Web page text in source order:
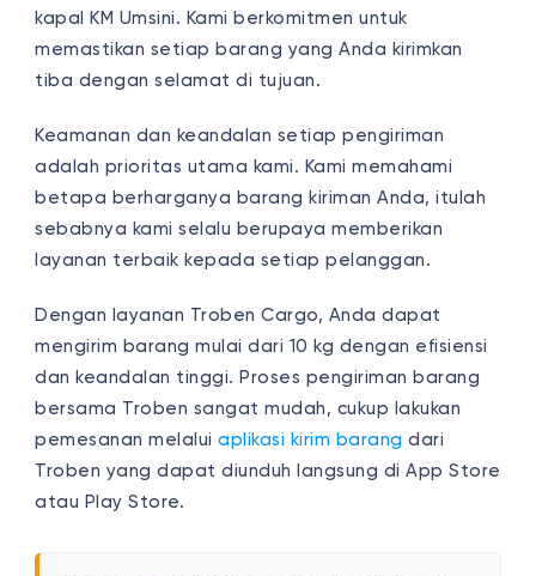
kapal KM Umsini. Kami berkomitmen untuk
memastikan setiap barang yang Anda kirimkan
tiba dengan selamat di tujuan.
Keamanan dan keandalan setiap pengiriman
adalah prioritas utama kami. Kami memahami
betapa berharganya barang kiriman Anda, itulah
sebabnya kami selalu berupaya memberikan
layanan terbaik kepada setiap pelanggan.
Dengan layanan Troben Cargo, Anda dapat
mengirim barang mulai dari 10 kg dengan efisiensi
dan keandalan tinggi. Proses pengiriman barang
bersama Troben sangat mudah, cukup lakukan
pemesanan melaluiaplikasi kirim barang dari
Troben yang dapat diunduh langsung di App Store
atau Play Store.